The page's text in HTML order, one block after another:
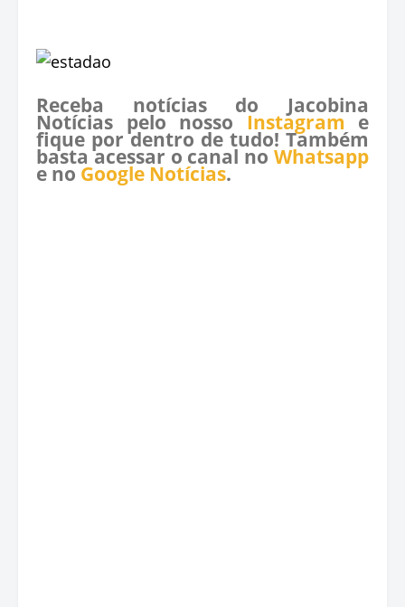
Receba notícias do Jacobina
Notícias pelo nosso Instagram e
fique por dentro de tudo! Também
basta acessar o canal no Whatsapp
e no Google Notícias.